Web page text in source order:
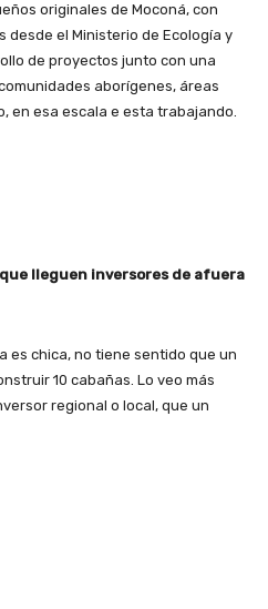
originales de Moconá, con
desde el Ministerio de Ecología y
de proyectos junto con una
aborígenes, áreas
en esa escala e esta trabajando.
lleguen inversores de afuera
es chica, no tiene sentido que un
10 cabañas. Lo veo más
regional o local, que un